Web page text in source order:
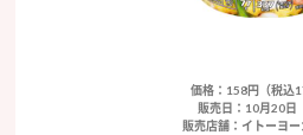
価格：158円（税込
販売日：10月20日
販売店舗：イトーヨー